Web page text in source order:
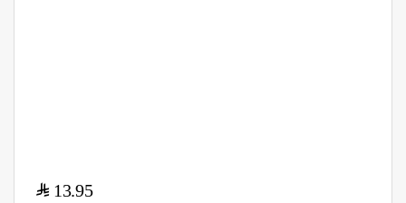
13.95
$